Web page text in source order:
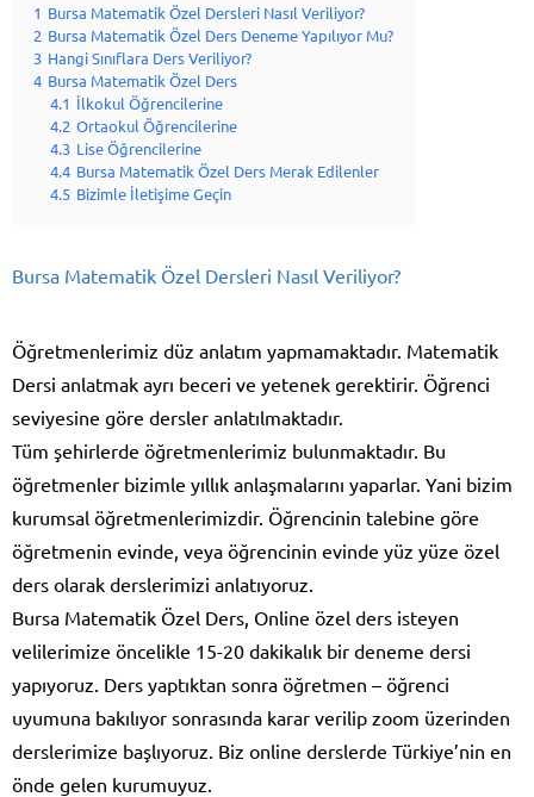
1 Bursa Matematik Özel Dersleri Nasıl Veriliyor?
2 Bursa Matematik Özel Ders Deneme Yapılıyor Mu?
3 Hangi Sınıflara Ders Veriliyor?
4 Bursa Matematik Özel Ders
4.1 İlkokul Öğrencilerine
4.2 Ortaokul Öğrencilerine
4.3 Lise Öğrencilerine
4.4 Bursa Matematik Özel Ders Merak Edilenler
4.5 Bizimle İletişime Geçin
Bursa Matematik Özel Dersleri Nasıl Veriliyor?
Öğretmenlerimiz düz anlatım yapmamaktadır. Matematik
Dersi anlatmak ayrı beceri ve yetenek gerektirir. Öğrenci
seviyesine göre dersler anlatılmaktadır.
Tüm şehirlerde öğretmenlerimiz bulunmaktadır. Bu
öğretmenler bizimle yıllık anlaşmalarını yaparlar. Yani bizim
kurumsal öğretmenlerimizdir. Öğrencinin talebine göre
öğretmenin evinde, veya öğrencinin evinde yüz yüze özel
ders olarak derslerimizi anlatıyoruz.
Bursa Matematik Özel Ders, Online özel ders isteyen
velilerimize öncelikle 15-20 dakikalık bir deneme dersi
yapıyoruz. Ders yaptıktan sonra öğretmen – öğrenci
uyumuna bakılıyor sonrasında karar verilip zoom üzerinden
derslerimize başlıyoruz. Biz online derslerde Türkiye’nin en
önde gelen kurumuyuz.